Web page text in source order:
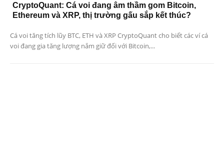
CryptoQuant: Cá voi đang âm thầm gom Bitcoin,
Ethereum và XRP, thị trường gấu sắp kết thúc?
Cá voi tăng tích lũy BTC, ETH và XRP CryptoQuant cho biết các ví cá
voi đang gia tăng lượng nắm giữ đối với Bitcoin,...